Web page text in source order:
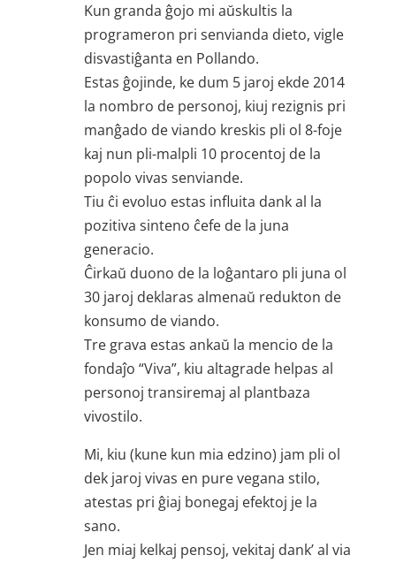
Kun granda ĝojo mi aŭskultis la
programeron pri senvianda dieto, vigle
disvastiĝanta en Pollando.
Estas ĝojinde, ke dum 5 jaroj ekde 2014
la nombro de personoj, kiuj rezignis pri
manĝado de viando kreskis pli ol 8-foje
kaj nun pli-malpli 10 procentoj de la
popolo vivas senviande.
Tiu ĉi evoluo estas influita dank al la
pozitiva sinteno ĉefe de la juna
generacio.
Ĉirkaŭ duono de la loĝantaro pli juna ol
30 jaroj deklaras almenaŭ redukton de
konsumo de viando.
Tre grava estas ankaŭ la mencio de la
fondaĵo “Viva”, kiu altagrade helpas al
personoj transiremaj al plantbaza
vivostilo.
Mi, kiu (kune kun mia edzino) jam pli ol
dek jaroj vivas en pure vegana stilo,
atestas pri ĝiaj bonegaj efektoj je la
sano.
Jen miaj kelkaj pensoj, vekitaj dank’ al via